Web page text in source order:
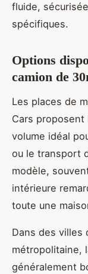
fluide,
spécifiques.
Options
camion de
Les places de
Cars proposent
volume idéal
ou le transport
modèle,
intérieure
toute une
Dans des villes
métropolitaine,
généralement